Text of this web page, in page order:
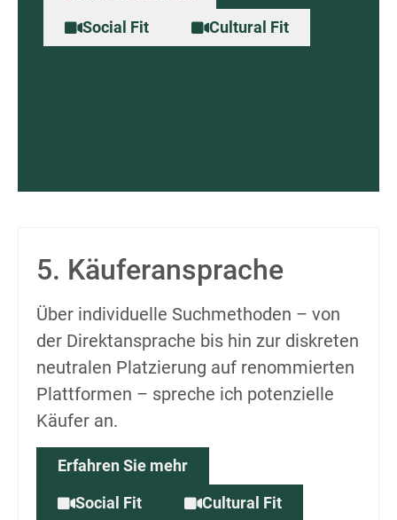
Social Fit
Cultural Fit
5. Käuferansprache
Über individuelle Suchmethoden – von
der Direktansprache bis hin zur diskreten
neutralen Platzierung auf renommierten
Plattformen – spreche ich potenzielle
Käufer an.
Erfahren Sie mehr
Social Fit
Cultural Fit